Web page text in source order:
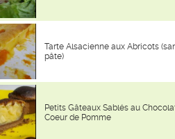
Tarte Alsacienne aux Abricots
pâte)
Petits Gâteaux Sablés au
Coeur de Pomme